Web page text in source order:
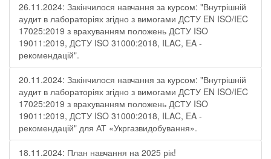
26.11.2024: Закінчилося навчання за курсом: "Внутрішній
аудит в лабораторіях згідно з вимогами ДСТУ EN ISO/IEC
17025:2019 з врахуванням положень ДСТУ ISO
19011:2019, ДСТУ ISO 31000:2018, ILAC, EA -
рекомендацій".
20.11.2024: Закінчилося навчання за курсом: "Внутрішній
аудит в лабораторіях згідно з вимогами ДСТУ EN ISO/IEC
17025:2019 з врахуванням положень ДСТУ ISO
19011:2019, ДСТУ ISO 31000:2018, ILAC, EA -
рекомендацій" для АТ «Укргазвидобування».
18.11.2024: План навчання на 2025 рік!